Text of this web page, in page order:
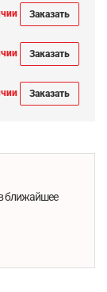
Заказать
Заказать
Заказать
ближайшее